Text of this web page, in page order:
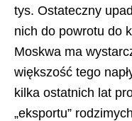
tys. Ostateczny
nich do powrotu do
Moskwa ma
większość tego
kilka ostatnich lat
„eksportu”